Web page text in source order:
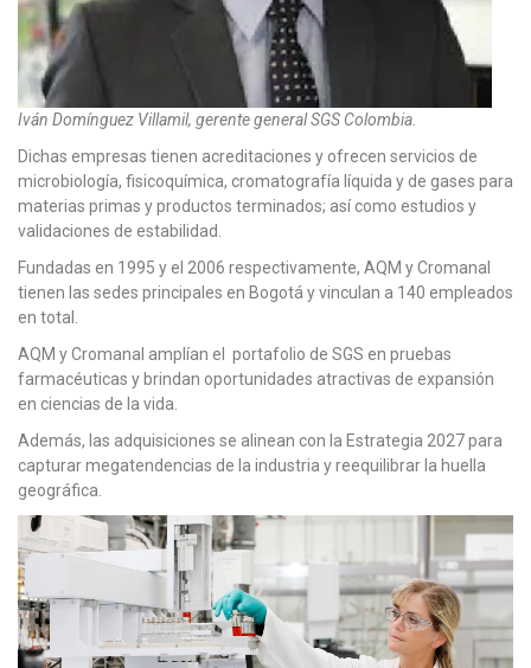
Iván Domínguez Villamil, gerente general SGS Colombia.
Dichas empresas tienen acreditaciones y ofrecen servicios de
microbiología, fisicoquímica, cromatografía líquida y de gases para
materias primas y productos terminados; así como estudios y
validaciones de estabilidad.
Fundadas en 1995 y el 2006 respectivamente, AQM y Cromanal
tienen las sedes principales en Bogotá y vinculan a 140 empleados
en total.
AQM y Cromanal amplían el portafolio de SGS en pruebas
farmacéuticas y brindan oportunidades atractivas de expansión
en ciencias de la vida.
Además, las adquisiciones se alinean con la Estrategia 2027 para
capturar megatendencias de la industria y reequilibrar la huella
geográfica.